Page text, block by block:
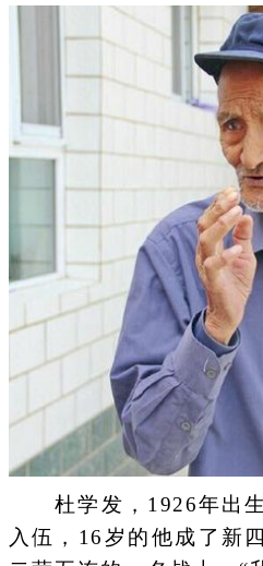
杜学发，1926年出生
入伍，16岁的他成了新